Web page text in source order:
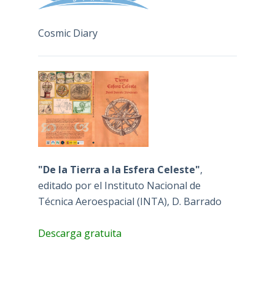
Cosmic Diary
"De la Tierra a la Esfera Celeste",
editado por el Instituto Nacional de
Técnica Aeroespacial (INTA), D. Barrado
Descarga gratuita